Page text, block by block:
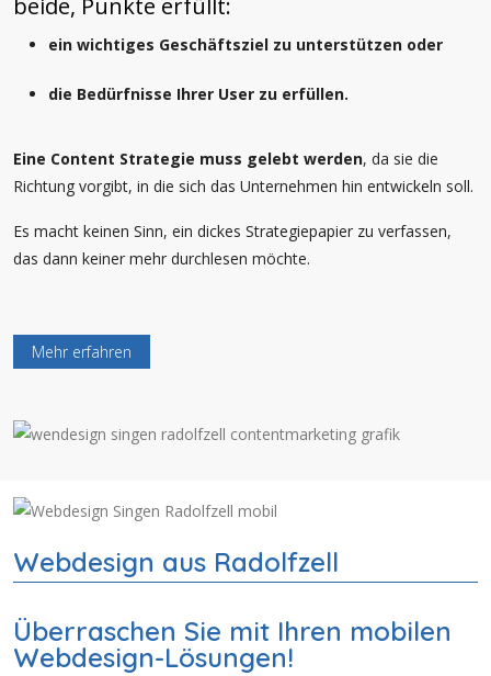
ein wichtiges Geschäftsziel zu unterstützen oder
die Bedürfnisse Ihrer User zu erfüllen.
Eine Content Strategie muss gelebt werden, da sie die
Richtung vorgibt, in die sich das Unternehmen hin entwickeln soll.
Es macht keinen Sinn, ein dickes Strategiepapier zu verfassen,
das dann keiner mehr durchlesen möchte.
Mehr erfahren
Webdesign aus Radolfzell
Überraschen Sie mit Ihren mobilen
Webdesign-Lösungen!